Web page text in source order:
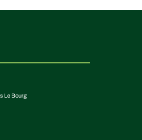
Le Bourg